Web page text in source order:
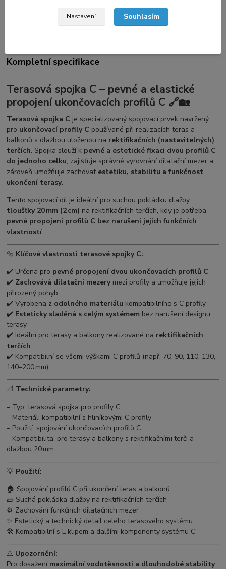
Kompletní specifikace
Terasová spojka C – pevné a elastické
propojení ukončovacích profilů C 🔗🏡
Terasová spojka C je specializovaný spojovací prvek navržený
pro ukončovací profily C používané při realizacích teras a
balkonů s dlažbou uloženou na rektifikačních (nastavitelných)
terčích. Spojka slouží k pevné a estetické fixaci dvou profilů C
do jednoho celku, zajišťuje správné vyrovnání dilatační mezer a
zároveň umožňuje zachovat estetiku, stabilitu a funkčnost
ukončení terasy.
Tento spojovací díl je ideální pro suchou pokládku dlažby
tloušťky 20 mm (2 cm) na rektifikačních terčích, kdy je potřeba
pevné propojení profilů C bez narušení jejich funkčních
vlastností.
🔩 Klíčové vlastnosti terasové spojky C:
✔️ Určena pro pevné propojení dvou ukončovacích profilů C
✔️ Zachovává dilatační mezerymezi profily a umožňuje jejich
přirozený pohyb
✔️ Vyrobena z odolného materiálu kompatibilního s C profily
✔️ Esteticky sladěná s celým systémem bez narušení designu
terasy
✔️ Ideální pro terasy a balkony realizované na rektifikačních
terčích
✔️ Kompatibilní se všemi výškami C profilů (např. 70, 90, 110, 130,
140–200 mm)
📐 Technické parametry:
– Typ: terasová spojka pro profily C
– Materiál: kompatibilní s hliníkovými C profily
– Použití: spojování ukončovacích profilů C
– Kompatibilita: pro terasy a balkony s rektifikačními terči a
dlažbou 20 mm
💡 Použití:
🏠 Spojování profilů C při ukončení teras a balkonů
🧱 Suchá pokládka dlažby na rektifikačních terčích
⚙️ Zachování funkčních dilatačních mezer
✨ Estetický a technický detail celého terasového systému
🛠️ Kompatibilní s L klipem a dalšími komponenty systému C
⚠️ Upozornění:
Pro dosažení maximální vodotěsnosti a dlouhodobé stability
Nastavení Souhlasím